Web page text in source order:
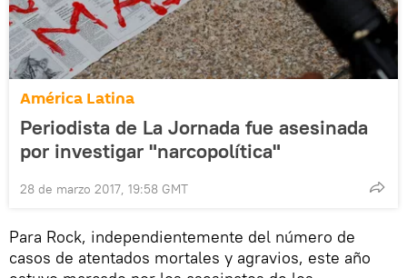
América Latina
Periodista de La Jornada fue asesinada
por investigar "narcopolítica"
28 de marzo 2017, 19:58 GMT
Para Rock, independientemente del número de
casos de atentados mortales y agravios, este año